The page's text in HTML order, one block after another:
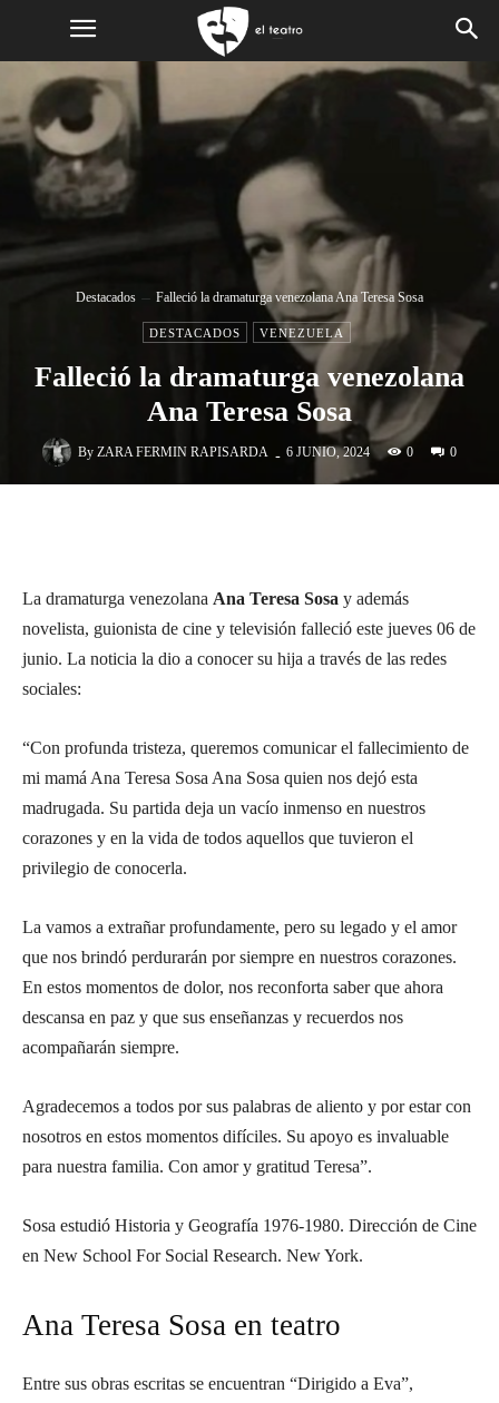
Destacados Falleció la dramaturga venezolana Ana Teresa Sosa
DESTACADOS VENEZUELA
Falleció la dramaturga venezolana
Ana Teresa Sosa
By ZARA FERMIN RAPISARDA - 6 JUNIO, 2024 0 0
La dramaturga venezolana Ana Teresa Sosa y además
novelista, guionista de cine y televisión falleció este jueves 06 de
junio. La noticia la dio a conocer su hija a través de las redes
sociales:
“Con profunda tristeza, queremos comunicar el fallecimiento de
mi mamá Ana Teresa Sosa Ana Sosa quien nos dejó esta
madrugada. Su partida deja un vacío inmenso en nuestros
corazones y en la vida de todos aquellos que tuvieron el
privilegio de conocerla.
La vamos a extrañar profundamente, pero su legado y el amor
que nos brindó perdurarán por siempre en nuestros corazones.
En estos momentos de dolor, nos reconforta saber que ahora
descansa en paz y que sus enseñanzas y recuerdos nos
acompañarán siempre.
Agradecemos a todos por sus palabras de aliento y por estar con
nosotros en estos momentos difíciles. Su apoyo es invaluable
para nuestra familia. Con amor y gratitud Teresa”.
Sosa estudió Historia y Geografía 1976-1980. Dirección de Cine
en New School For Social Research. New York.
Ana Teresa Sosa en teatro
Entre sus obras escritas se encuentran “Dirigido a Eva”,